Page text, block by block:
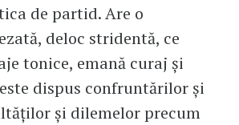
de partid. Are o
deloc stridentă, ce
tonice, emană curaj și
dispus confruntărilor și
și dilemelor precum